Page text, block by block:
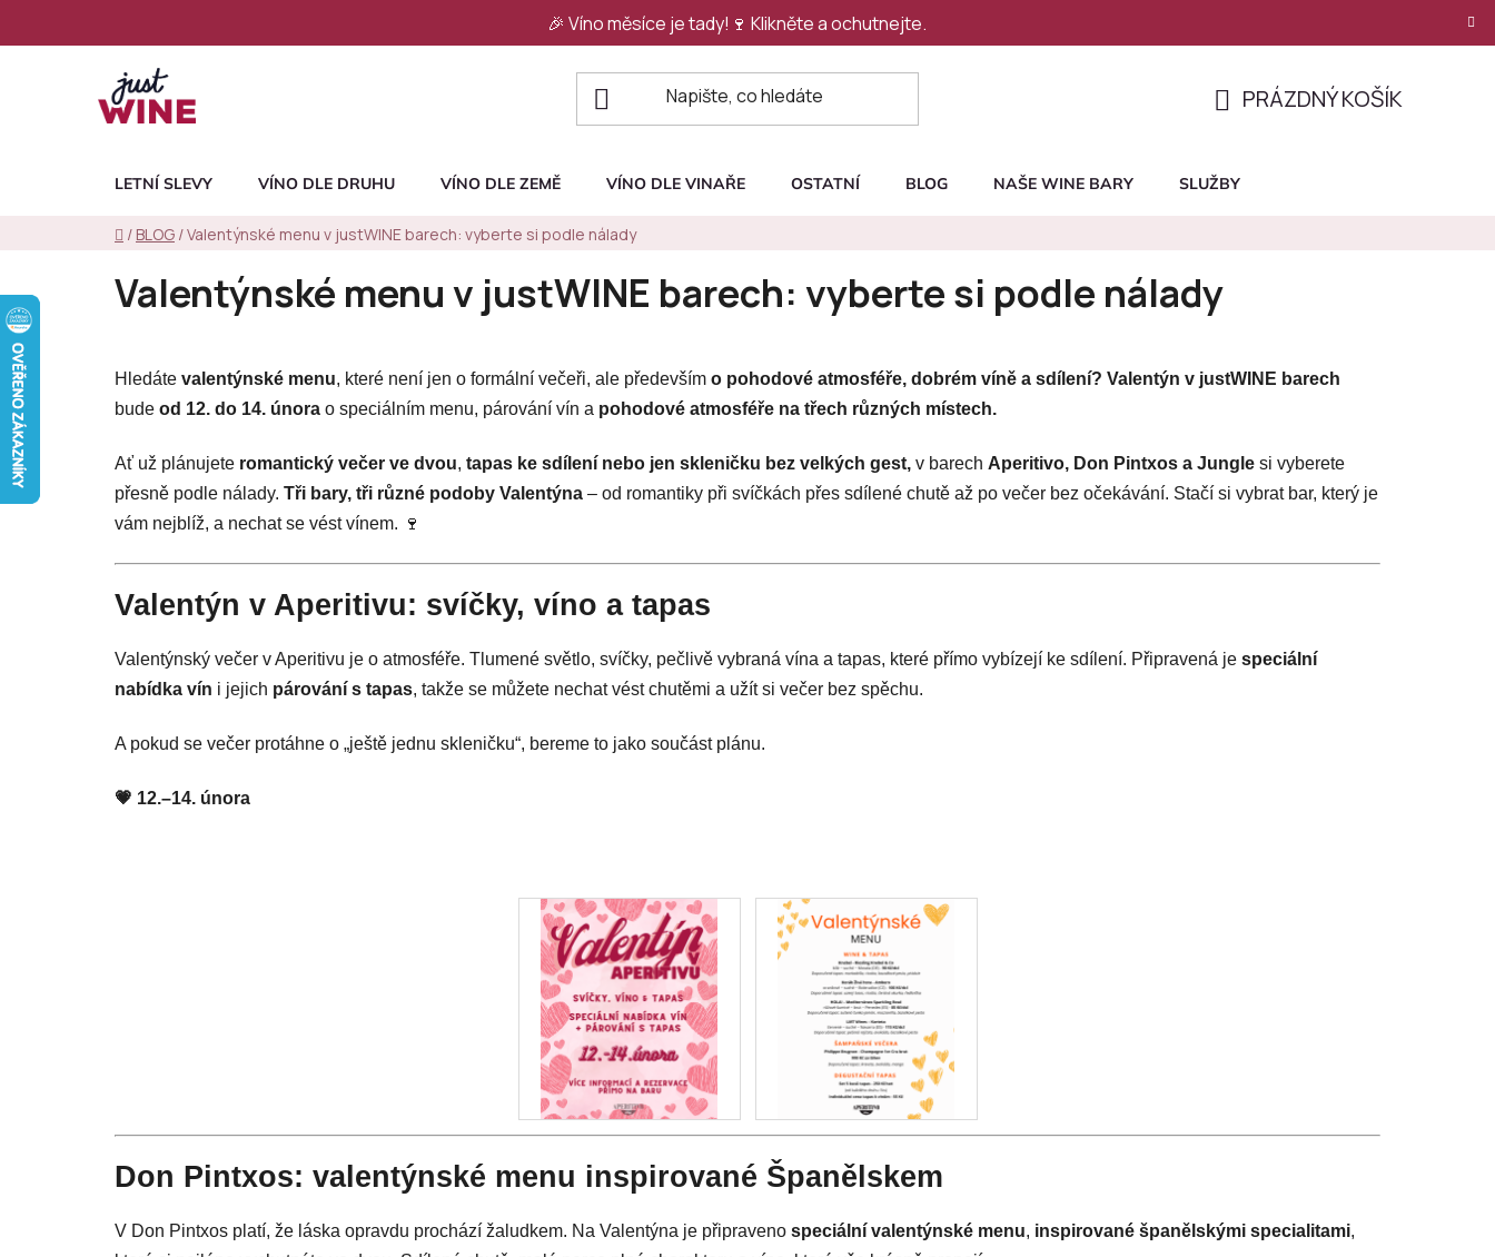
🎉 Víno měsíce je tady!🍷 Klikněte a ochutnejte.
KOŠÍK
PRÁZDNÝ KOŠÍK
LETNÍ SLEVY VÍNO DLE DRUHU VÍNO DLE ZEMĚ VÍNO DLE VINAŘE OSTATNÍ BLOG NAŠE WINE BARY SLUŽBY
Domů
/ BLOG /Valentýnské menu v justWINE barech: vyberte si podle nálady
Valentýnské menu v justWINE barech: vyberte si podle nálady
Hledáte valentýnské menu, které není jen o formální večeři, ale především o pohodové atmosféře, dobrém víně a sdílení? Valentýn v justWINE barech
bude od 12. do 14. února o speciálním menu, párování vín a pohodové atmosféře na třech různých místech.
Ať už plánujete romantický večer ve dvou, tapas ke sdílení nebo jen skleničku bez velkých gest, v barech Aperitivo, Don Pintxos a Jungle si vyberete
přesně podle nálady. Tři bary, tři různé podoby Valentýna – od romantiky při svíčkách přes sdílené chutě až po večer bez očekávání. Stačí si vybrat bar, který je
vám nejblíž, a nechat se vést vínem. 🍷
Valentýn v Aperitivu: svíčky, víno a tapas
Valentýnský večer v Aperitivu je o atmosféře. Tlumené světlo, svíčky, pečlivě vybraná vína a tapas, které přímo vybízejí ke sdílení. Připravená je speciální
nabídka vín i jejich párování s tapas, takže se můžete nechat vést chutěmi a užít si večer bez spěchu.
A pokud se večer protáhne o „ještě jednu skleničku“, bereme to jako součást plánu.
💗 12.–14. února
Don Pintxos: valentýnské menu inspirované Španělskem
V Don Pintxos platí, že láska opravdu prochází žaludkem. Na Valentýna je připraveno speciální valentýnské menu, inspirované španělskými specialitami,